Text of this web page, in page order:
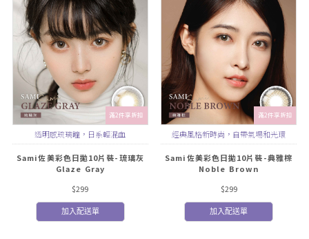
滿2件享折扣
透明感琉璃瞳，日系輕混血
Sami佐美彩色日拋10片裝-琉璃灰
Glaze Gray
$299
加入配送單
滿2件享折扣
經典風格新時尚，自帶氣場和光環
Sami佐美彩色日拋10片裝-典雅棕
Noble Brown
$299
加入配送單